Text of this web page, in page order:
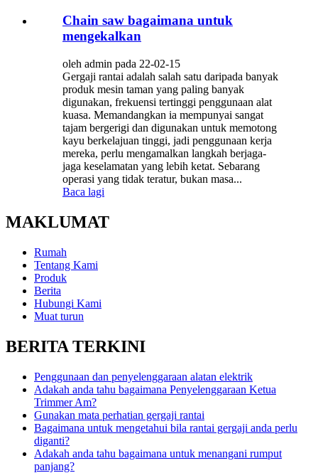
Chain saw bagaimana untuk
mengekalkan
oleh admin pada 22-02-15
Gergaji rantai adalah salah satu daripada banyak
produk mesin taman yang paling banyak
digunakan, frekuensi tertinggi penggunaan alat
kuasa. Memandangkan ia mempunyai sangat
tajam bergerigi dan digunakan untuk memotong
kayu berkelajuan tinggi, jadi penggunaan kerja
mereka, perlu mengamalkan langkah berjaga-
jaga keselamatan yang lebih ketat. Sebarang
operasi yang tidak teratur, bukan masa...
Baca lagi
MAKLUMAT
Rumah
Tentang Kami
Produk
Berita
Hubungi Kami
Muat turun
BERITA TERKINI
Penggunaan dan penyelenggaraan alatan elektrik
Adakah anda tahu bagaimana Penyelenggaraan Ketua
Trimmer Am?
Gunakan mata perhatian gergaji rantai
Bagaimana untuk mengetahui bila rantai gergaji anda perlu
diganti?
Adakah anda tahu bagaimana untuk menangani rumput
panjang?